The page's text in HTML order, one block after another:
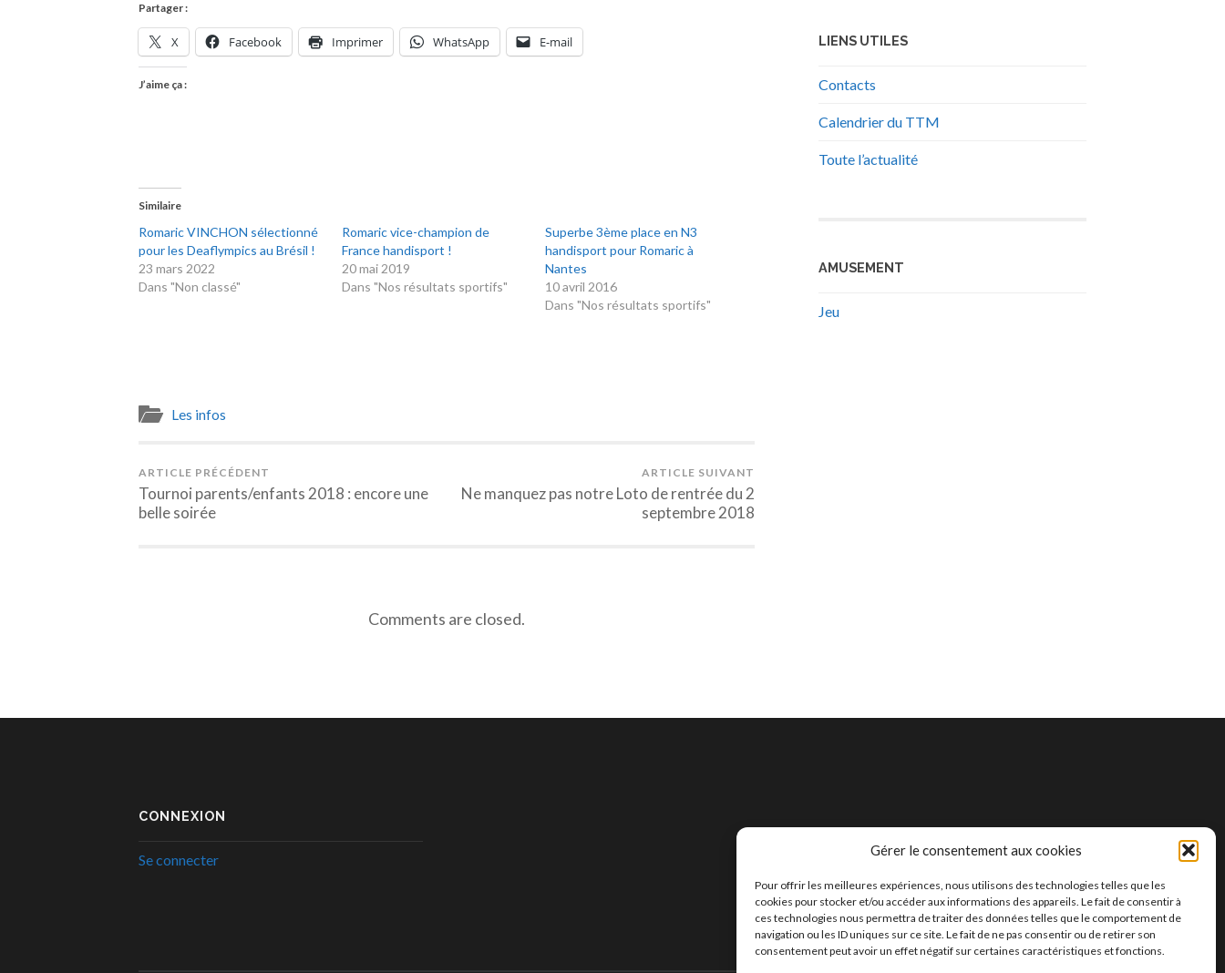
Gérer le consentement aux cookies
Pour offrir les meilleures expériences, nous utilisons des technologies telles que les
cookies pour stocker et/ou accéder aux informations des appareils. Le fait de consentir à
ces technologies nous permettra de traiter des données telles que le comportement de
navigation ou les ID uniques sur ce site. Le fait de ne pas consentir ou de retirer son
consentement peut avoir un effet négatif sur certaines caractéristiques et fonctions.
Partager :
X Facebook Imprimer WhatsApp E-mail
J’aime ça :
Similaire
Romaric VINCHON sélectionné
pour les Deaflympics au Brésil !
23 mars 2022
Dans "Non classé"
Romaric vice-champion de
France handisport !
20 mai 2019
Dans "Nos résultats sportifs"
Superbe 3ème place en N3
handisport pour Romaric à
Nantes
10 avril 2016
Dans "Nos résultats sportifs"
Les infos
ARTICLE PRÉCÉDENT
Tournoi parents/enfants 2018 : encore une
belle soirée
ARTICLE SUIVANT
Ne manquez pas notre Loto de rentrée du 2
septembre 2018
Comments are closed.
LIENS UTILES
Contacts
Calendrier du TTM
Toute l’actualité
AMUSEMENT
Jeu
CONNEXION
Se connecter